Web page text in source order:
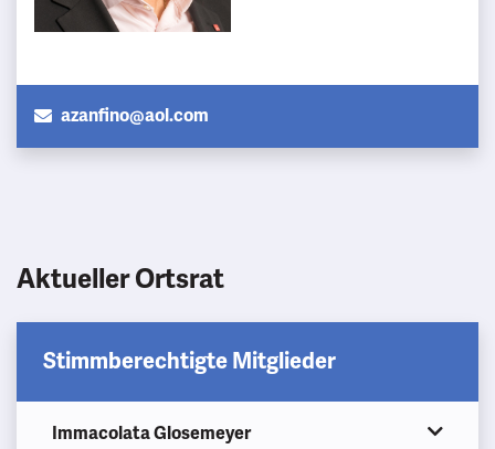
azanfino@aol.com
Aktueller Ortsrat
Stimmberechtigte Mitglieder
Immacolata Glosemeyer